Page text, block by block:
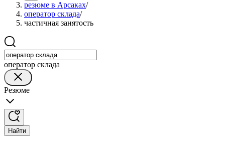
резюме в Арсаках/
оператор склада/
частичная занятость
оператор склада
Резюме
Найти